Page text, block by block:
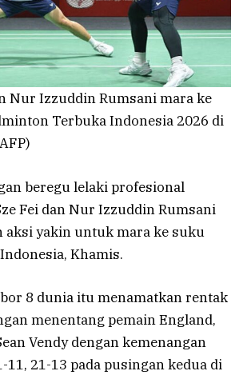
Nur Izzuddin Rumsani mara ke
Terbuka Indonesia 2026 di
beregu lelaki profesional
Fei dan Nur Izzuddin Rumsani
aksi yakin untuk mara ke suku
Khamis.
8 dunia itu menamatkan rentak
menentang pemain England,
Vendy dengan kemenangan
11, 21-13 pada pusingan kedua di